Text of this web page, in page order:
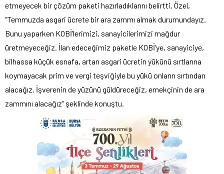
etmeyecek bir çözüm paketi hazırladıklarını belirtti. Özel,
“Temmuzda asgari ücrete bir ara zammı almak durumundayız.
Bunu yaparken KOBİ’lerimizi, sanayicilerimizi mağdur
üretmeyeceğiz. İlan edeceğimiz paketle KOBİ’ye, sanayiciye,
bilhassa küçük esnafa, artan asgari ücretin yükünü sırtlarına
koymayacak prim ve vergi teşviğiyle bu yükü onların sırtından
alacağız. İşverenin de yüzünü güldüreceğiz, emekçinin de ara
zammını alacağız” şeklinde konuştu.